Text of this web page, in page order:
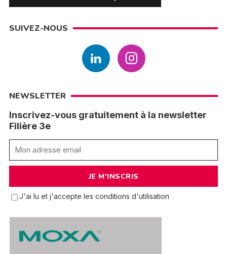
SUIVEZ-NOUS
NEWSLETTER
Inscrivez-vous gratuitement à la newsletter
Filière 3e
J'ai lu et j'accepte les conditions d'utilisation